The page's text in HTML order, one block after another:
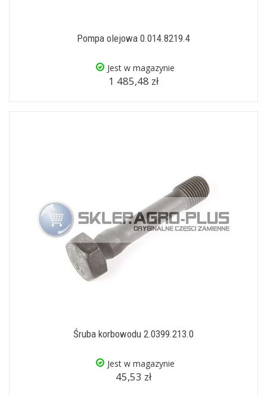
Pompa olejowa 0.014.8219.4
Jest w magazynie
1 485,48 zł
Śruba korbowodu 2.0399.213.0
Jest w magazynie
45,53 zł